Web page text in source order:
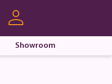
Showroom